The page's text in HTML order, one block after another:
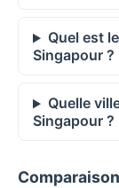
Quel est
Singapour ?
Quelle
Singapour ?